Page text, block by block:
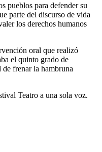
pueblos para defender su
parte del discurso de vida
los derechos humanos
oral que realizó
el quinto grado de
de frenar la hambruna
Teatro a una sola voz.